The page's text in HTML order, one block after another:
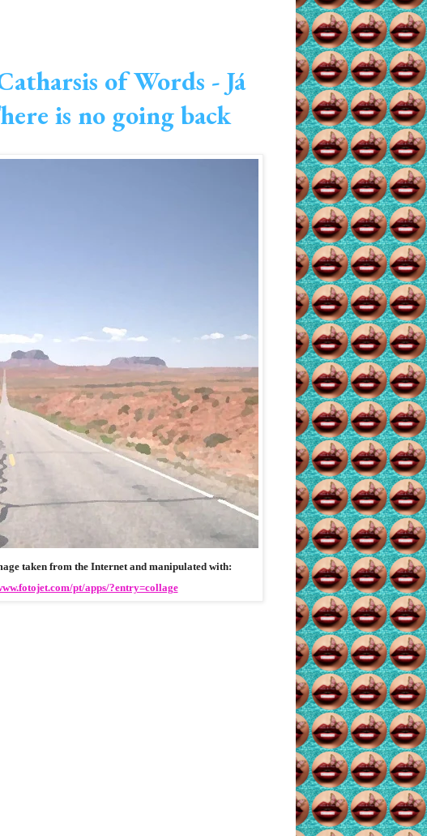
of Words - Já
is no going back
taken from the Internet and manipulated with:
pt/apps/?entry=collage